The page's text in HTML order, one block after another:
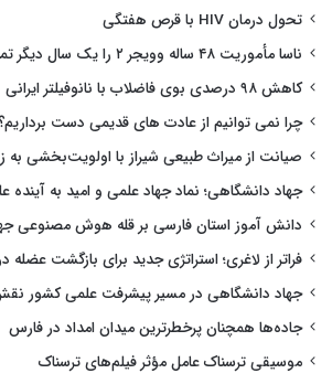
تحول درمان HIV با قرص هفتگی
ناسا مأموریت ۴۸ ساله وویجر ۲ را یک سال دیگر تمدید کرد
کاهش ۹۸ درصدی بوی فاضلاب با نانوفیلتر ایرانی
چرا نمی توانیم از عادت های قدیمی دست
صیانت از میراث طبیعی شیراز با اولویت‌بخشی
جهاد دانشگاهی؛ نماد جهاد علمی و امید به آینده
دانش آموز استان فارسی بر قله هوش مصنوعی
فراتر از لاغری؛ استراتژی جدید برای بازگشت عضله
جهاد دانشگاهی در مسیر پیشرفت علمی کشور
جاده‌ها همچنان پرخطرترین میدان امداد در فارس
موسیقی ترسناک عامل مؤثر فیلم‌های ترسناک